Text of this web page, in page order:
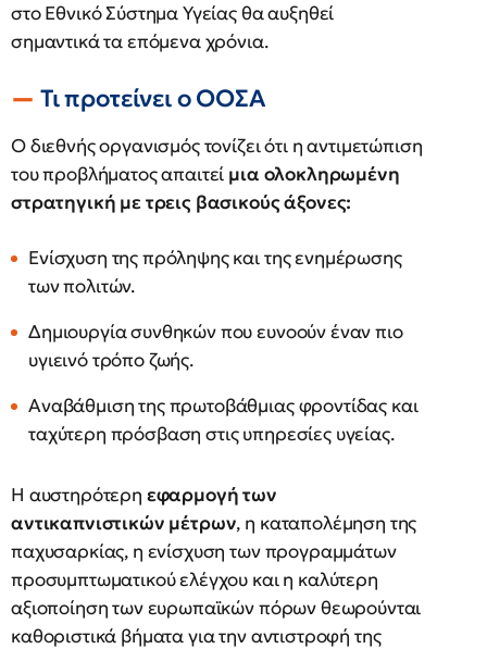
στο Εθνικό Σύστημα Υγείας θα αυξηθεί
σημαντικά τα επόμενα χρόνια.
Τι προτείνει ο ΟΟΣΑ
Ο διεθνής οργανισμός τονίζει ότι η αντιμετώπιση
του προβλήματος απαιτεί μια ολοκληρωμένη
στρατηγική με τρεις βασικούς άξονες:
Ενίσχυση της πρόληψης και της ενημέρωσης
των πολιτών.
Δημιουργία συνθηκών που ευνοούν έναν πιο
υγιεινό τρόπο ζωής.
Αναβάθμιση της πρωτοβάθμιας φροντίδας και
ταχύτερη πρόσβαση στις υπηρεσίες υγείας.
Η αυστηρότερη εφαρμογή των
αντικαπνιστικών μέτρων, η καταπολέμηση της
παχυσαρκίας, η ενίσχυση των προγραμμάτων
προσυμπτωματικού ελέγχου και η καλύτερη
αξιοποίηση των ευρωπαϊκών πόρων θεωρούνται
καθοριστικά βήματα για την αντιστροφή της